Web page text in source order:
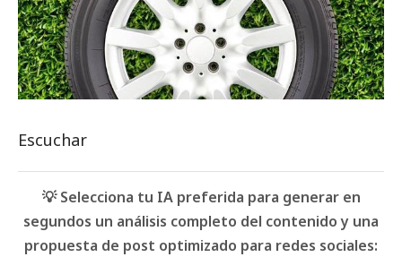
Escuchar
💡 Selecciona tu IA preferida para generar en
segundos un análisis completo del contenido y una
propuesta de post optimizado para redes sociales: